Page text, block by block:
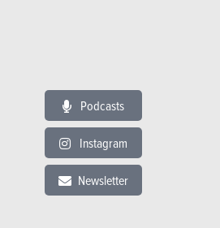
Podcasts
Instagram
Newsletter